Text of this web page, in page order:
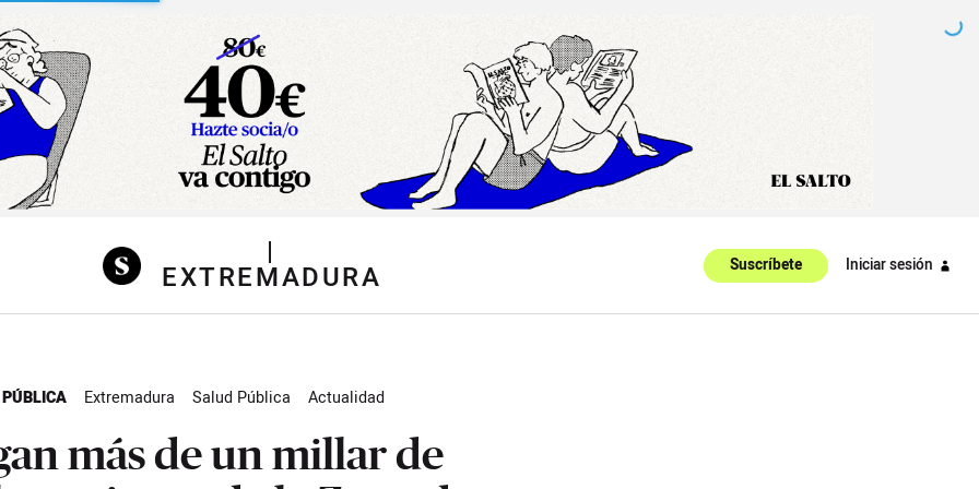
|
EXTREMADURA Suscríbete Iniciar sesión
Extremadura Salud Pública Actualidad
más de un millar de